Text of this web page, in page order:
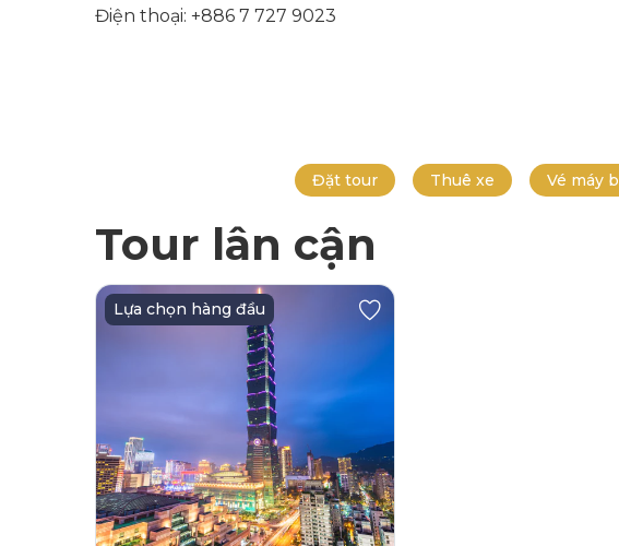
Điện thoại: +886 7 727 9023
Đặt tour Thuê xe Vé máy
Tour lân cận
Lựa chọn hàng đầu